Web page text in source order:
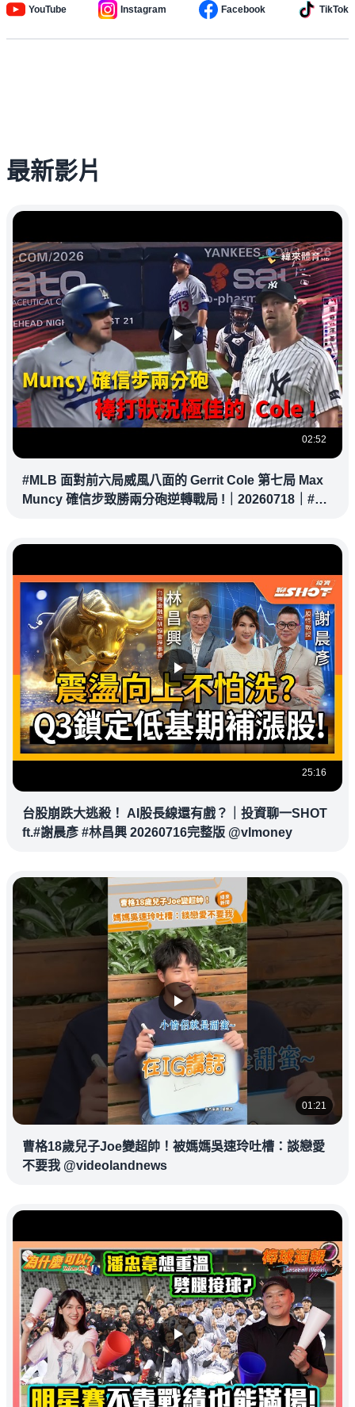
YouTube Instagram Facebook TikTok
最新影片
02:52
#MLB 面對前六局威風八面的 Gerrit Cole 第七局 Max
Muncy 確信步致勝兩分砲逆轉戰局 !｜20260718｜#洛
25:16
台股崩跌大逃殺！ AI股長線還有戲？｜投資聊一SHOT
ft.#謝晨彥 #林昌興 20260716完整版 @vlmoney
01:21
曹格18歲兒子Joe變超帥！被媽媽吳速玲吐槽：談戀愛
不要我 @videolandnews